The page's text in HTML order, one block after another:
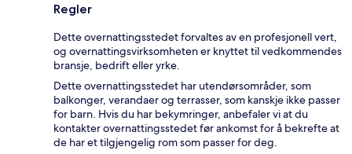
Regler
Dette overnattingsstedet forvaltes av en profesjonell vert,
og overnattingsvirksomheten er knyttet til vedkommendes
bransje, bedrift eller yrke.
Dette overnattingsstedet har utendørsområder, som
balkonger, verandaer og terrasser, som kanskje ikke passer
for barn. Hvis du har bekymringer, anbefaler vi at du
kontakter overnattingsstedet før ankomst for å bekrefte at
de har et tilgjengelig rom som passer for deg.